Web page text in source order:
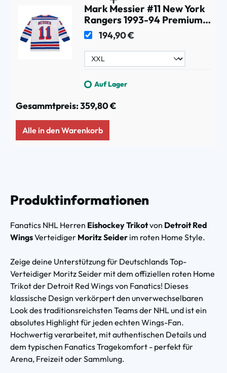
Mark Messier #11 New York
Rangers 1993-94 Premium
Power Play NHL Trikot Weiß
194,90 €
Auf Lager
Gesammtpreis:359,80 €
Alle in den Warenkorb
Produktinformationen
Fanatics NHL Herren Eishockey Trikotvon Detroit Red
WingsVerteidiger Moritz Seider im roten Home Style.
Zeige deine Unterstützung für Deutschlands Top-
Verteidiger Moritz Seider mit dem offiziellen roten Home
Trikot der Detroit Red Wings von Fanatics! Dieses
klassische Design verkörpert den unverwechselbaren
Look des traditionsreichsten Teams der NHL und ist ein
absolutes Highlight für jeden echten Wings-Fan.
Hochwertig verarbeitet, mit authentischen Details und
dem typischen Fanatics Tragekomfort - perfekt für
Arena, Freizeit oder Sammlung.